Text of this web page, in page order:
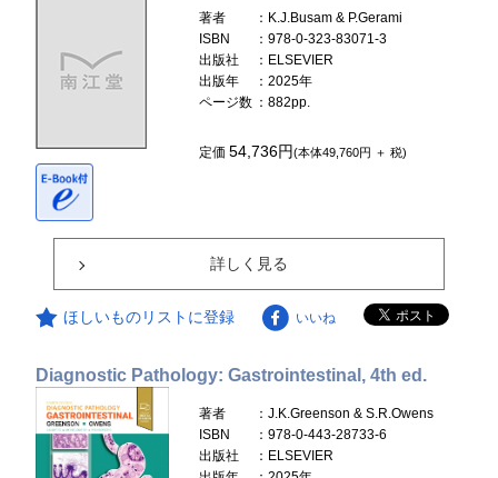
著者
：K.J.Busam & P.Gerami
ISBN
：978-0-323-83071-3
出版社
：ELSEVIER
出版年
：2025年
ページ数 ：882pp.
定価54,736円(本体49,760円 ＋ 税)
詳しく見る
ほしいものリストに登録 いいね
Diagnostic Pathology: Gastrointestinal, 4th ed.
著者
：J.K.Greenson & S.R.Owens
ISBN
：978-0-443-28733-6
出版社
：ELSEVIER